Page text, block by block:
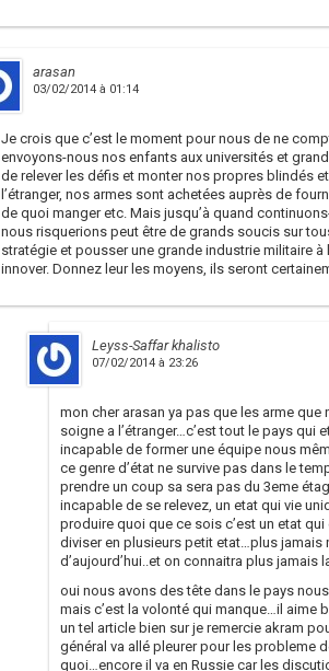
arasan
03/02/2014 à 01:14
Je crois que c’est le moment pour nous de ne
envoyons-nous nos enfants aux universités et
de relever les défis et monter nos propres blindés
l’étranger, nos armes sont achetées auprès de
de quoi manger etc. Mais jusqu’à quand
nous risquerions peut être de grands soucis sur
stratégie et pousser une grande industrie militaire
innover. Donnez leur les moyens, ils seront
Leyss-Saffar khalisto
07/02/2014 à 23:26
mon cher arasan ya pas que les arme
soigne a l’étranger…c’est tout le pays
incapable de former une équipe nous
ce genre d’état ne survive pas dans le
prendre un coup sa sera pas du 3eme
incapable de se relevez, un etat qui vie
produire quoi que ce sois c’est un etat
diviser en plusieurs petit etat…plus jamais
d’aujourd’hui..et on connaitra plus jamais
oui nous avons des tête dans le pays
mais c’est la volonté qui manque…il aime
un tel article bien sur je remercie akram
général va allé pleurer pour les probleme
quoi…encore il va en Russie car les